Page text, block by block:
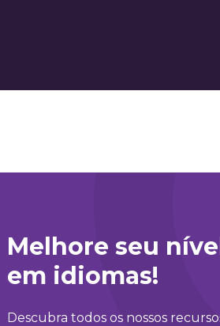
Melhore seu
em idiomas!
Descubra todos os nossos